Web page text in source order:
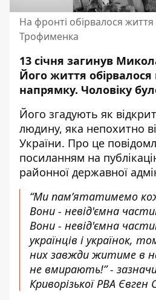
На фронті обірвалося
Трофименка
13 січня загинув
Його життя
напрямку. Чоловіку
Його згадують як
людину, яка непохитно
України. Про це
посиланням на
районної державної
“Ми пам’ятатимемо
Вони - невід'ємна
Вони - невід'ємна
українців і українок,
них завжди житиме в
не вмирають!” -
Криворізької РВА